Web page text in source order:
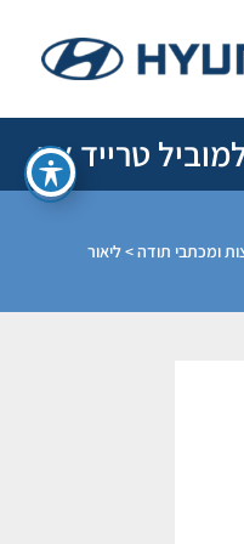
טרייד אין
ומכתבי תודה>ליאור